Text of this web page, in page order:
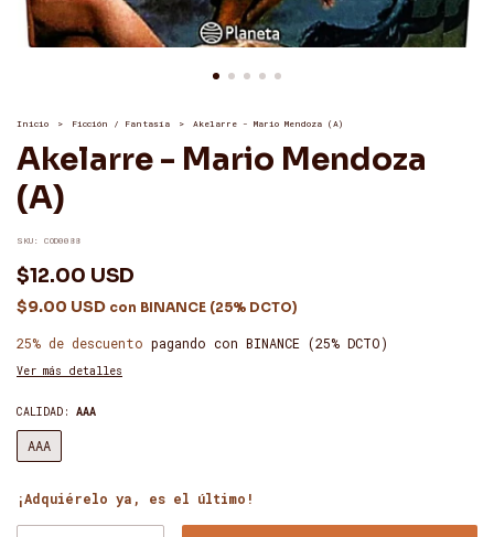
Inicio > Ficción / Fantasía > Akelarre - Mario Mendoza (A)
Akelarre - Mario Mendoza
(A)
SKU: COD0088
$12.00 USD
$9.00 USD con BINANCE (25% DCTO)
25% de descuento pagando con BINANCE (25% DCTO)
Ver más detalles
CALIDAD: AAA
AAA
¡Adquiérelo ya, es el último!